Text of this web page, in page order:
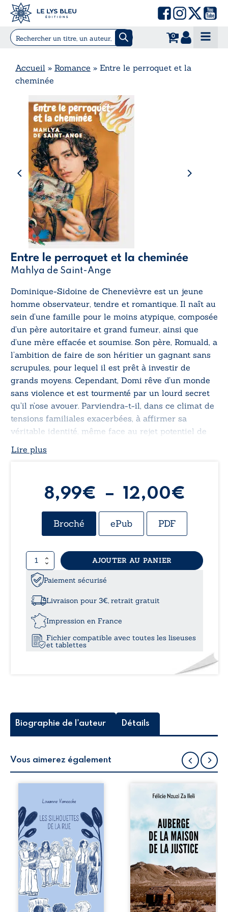
0
Accueil » Romance » Entre le perroquet et la
cheminée
Entre le perroquet et la cheminée
Mahlya de Saint-Ange
Dominique-Sidoine de Chenevièvre est un jeune
homme observateur, tendre et romantique. Il naît au
sein d’une famille pour le moins atypique, composée
d’un père autoritaire et grand fumeur, ainsi que
d’une mère effacée et soumise. Son père, Romuald, a
l’ambition de faire de son héritier un gagnant sans
scrupules, pour lequel il est prêt à investir de
grands moyens. Cependant, Domi rêve d’un monde
sans violence et est tourmenté par un lourd secret
qu’il n’ose avouer. Parviendra-t-il, dans ce climat de
tensions familiales exacerbées, à affirmer sa
véritable identité, même face au rejet potentiel de
Lire plus
8,99€ – 12,00€
de
Broché ePub PDF
quantité
de
Entre
perroquet
cheminée
AJOUTER AU PANIER
Paiement sécurisé
Livraison pour 3€, retrait gratuit
Impression en France
Fichier compatible avec toutes les liseuses
et tablettes
Biographie de l'auteur Détails
Vous aimerez également
la rue donne la
parole à six
personnages
ordinaires,
traversés par des
pensées, des
émotions et des
silences qui
pourraient
appartenir à
chacun de nous. À
travers leurs
parcours, ce
Auberge de la
récit-témoignage
consacré au
parcours
exemplaire de
Mbala Zi Nkuaku
Lema Félix.
Magistrat intègre,
fervent défenseur
des droits
humains et de
l’indépendance